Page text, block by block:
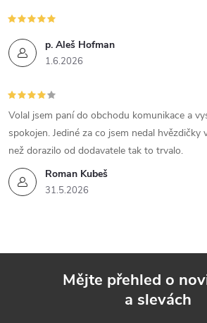
p. Aleš Hofman
1.6.2026
Roman Kubeš
31.5.2026
Volal jsem paní do obchodu komunikace a
spokojen. Jediné za co jsem nedal hvězdičky
než dorazilo od dodavatele tak to trvalo.
Mějte přehled o
a slevách